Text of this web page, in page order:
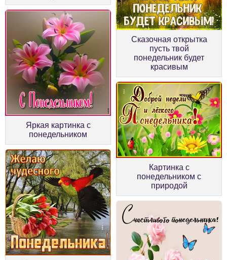
Сказочная открытка
пусть твой
понедельник будет
красивым
Яркая картинка с
понедельником
Картинка с
понедельником с
природой